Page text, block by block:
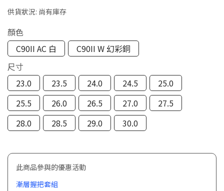
供貨狀況: 尚有庫存
顏色
C90II AC 白
C90II W 幻彩銅
尺寸
23.0
23.5 24.0 24.5
25.0
25.5
26.0 26.5 27.0
27.5
28.0
28.5 29.0 30.0
此商品參與的優惠活動
漸層握把套組